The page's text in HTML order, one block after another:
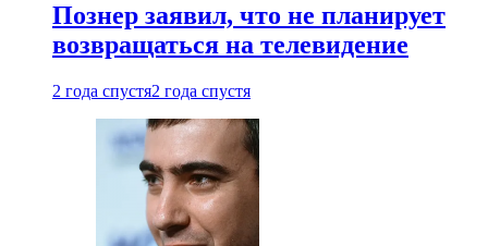
Познер заявил, что не планирует
возвращаться на телевидение
2 года спустя2 года спустя